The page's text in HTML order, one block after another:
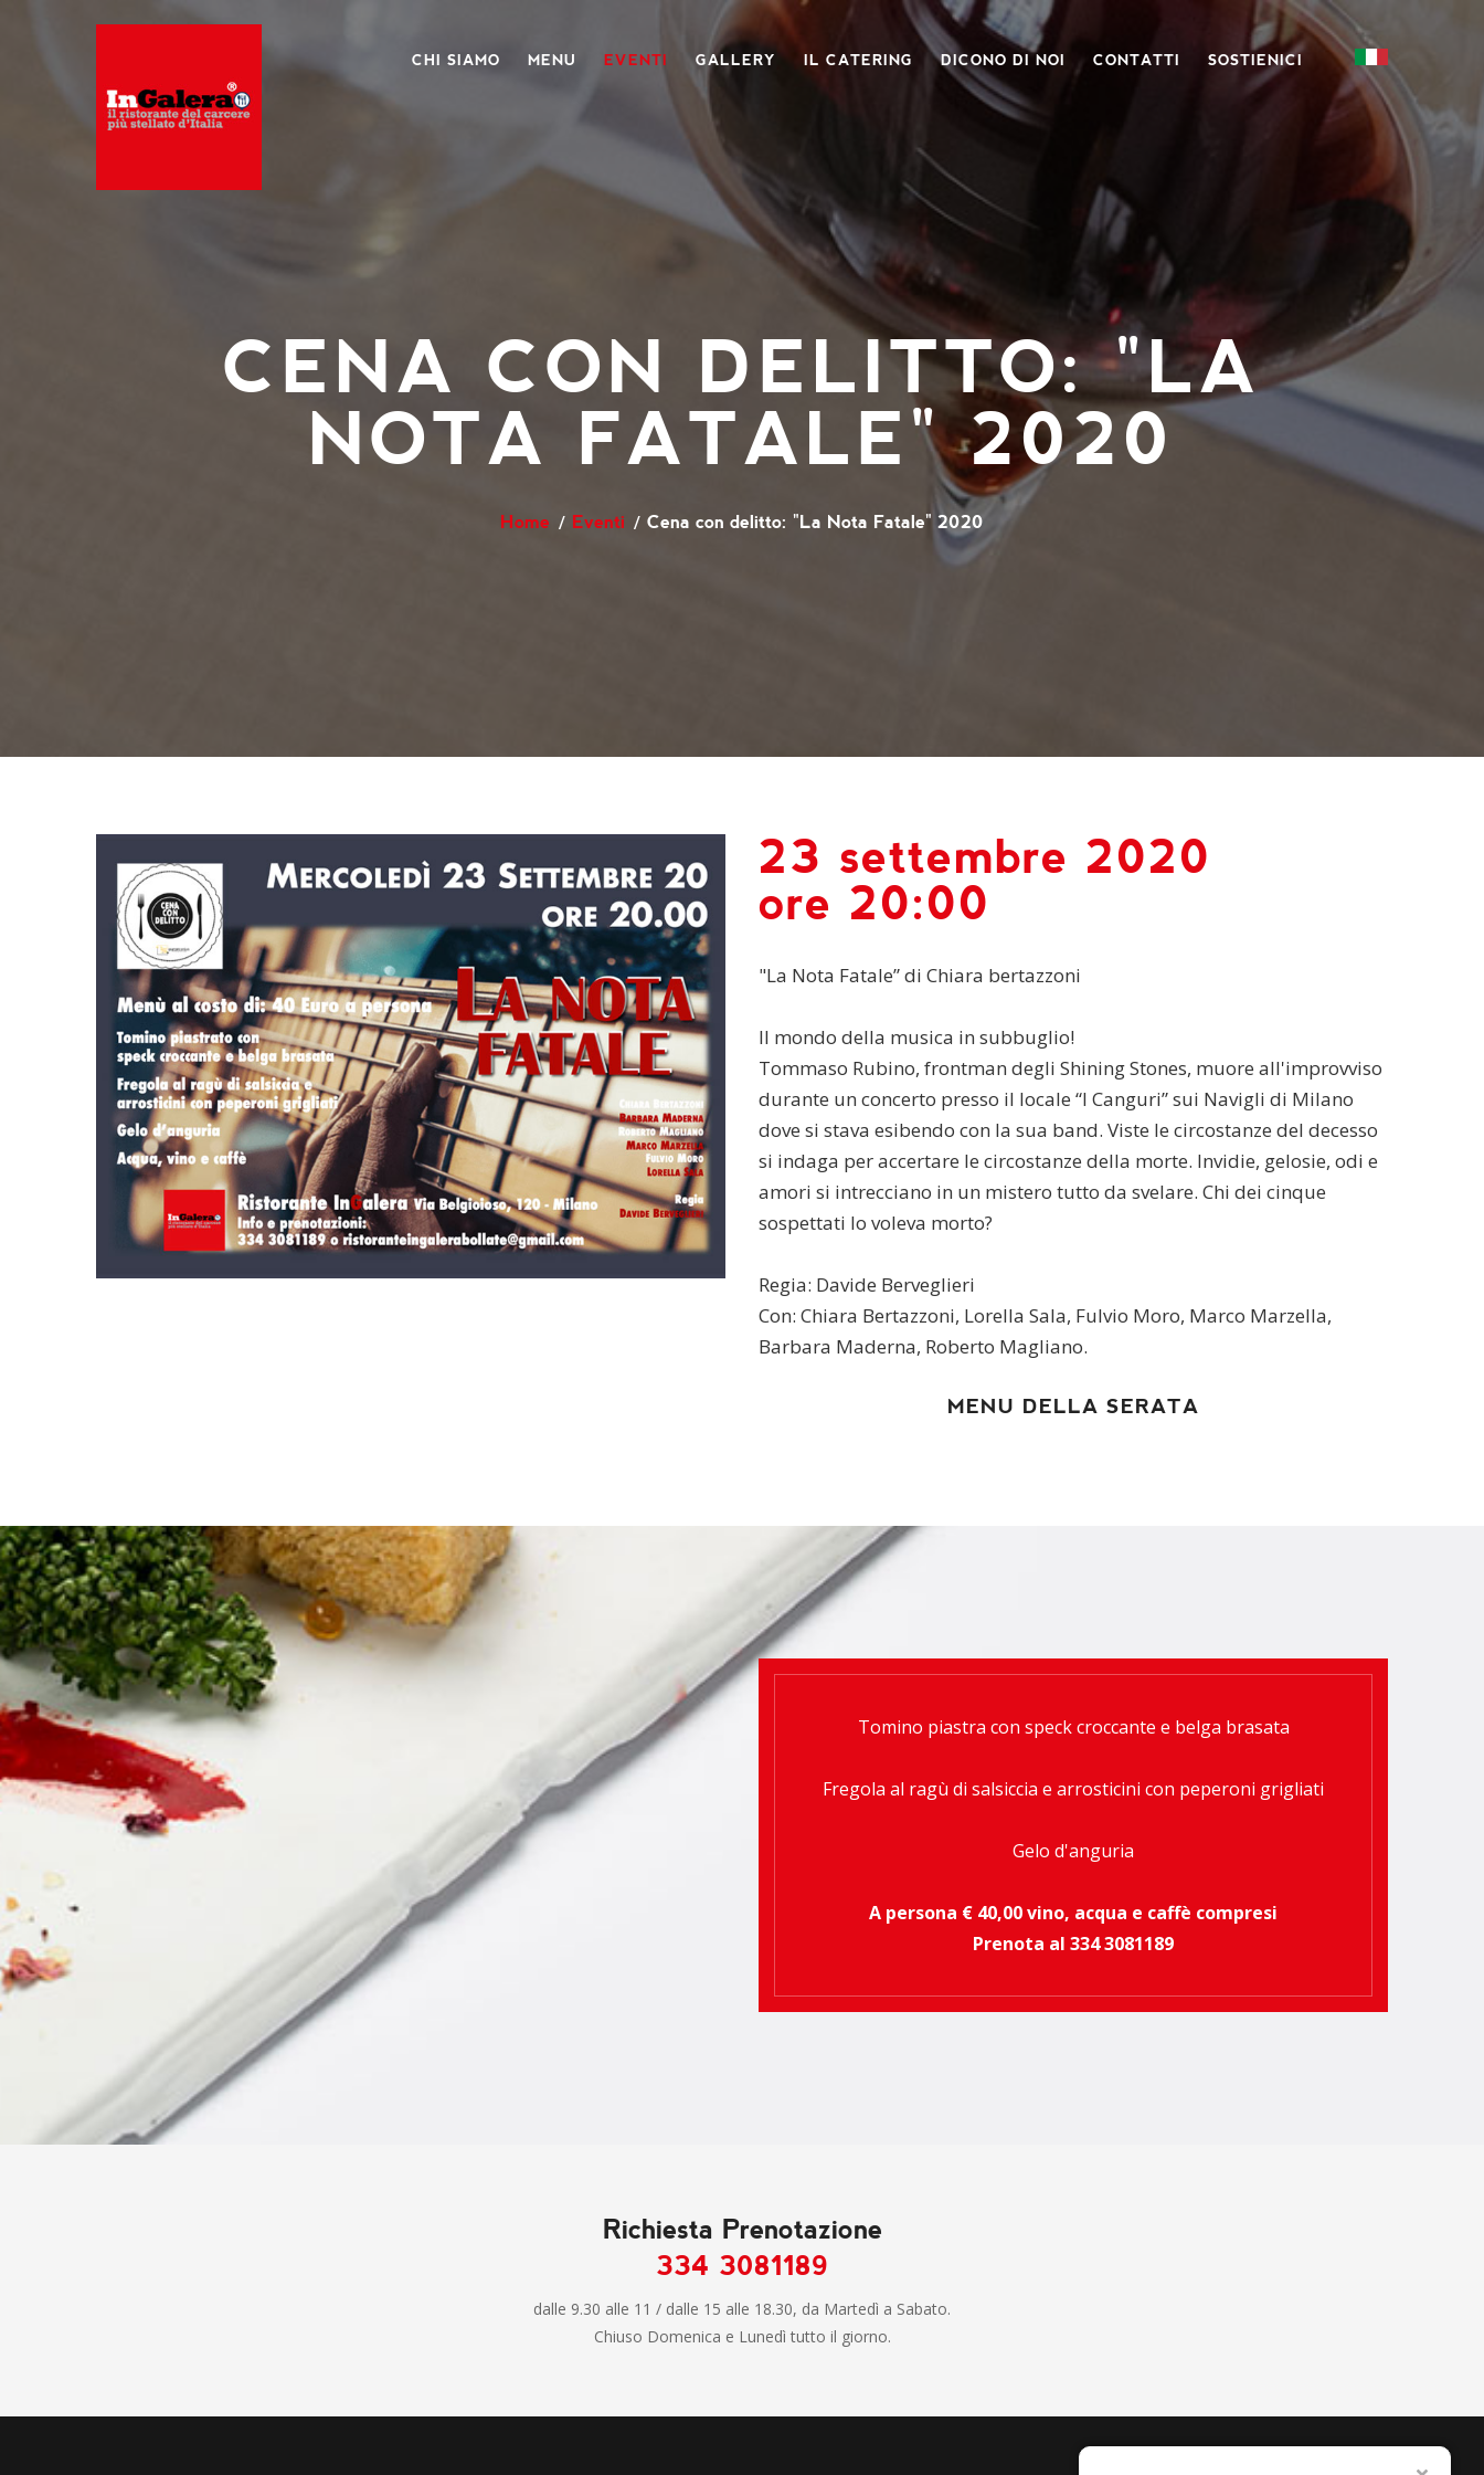
CHI SIAMO MENU EVENTI GALLERY IL CATERING DICONO DI NOI CONTATTI SOSTIENICI
CENA CON DELITTO: "LA
NOTA FATALE" 2020
Home Eventi Cena con delitto: "La Nota Fatale" 2020
23 settembre 2020
ore 20:00
"La Nota Fatale” di Chiara bertazzoni
Il mondo della musica in subbuglio!
Tommaso Rubino, frontman degli Shining Stones, muore all'improvviso
durante un concerto presso il locale “I Canguri” sui Navigli di Milano
dove si stava esibendo con la sua band. Viste le circostanze del decesso
si indaga per accertare le circostanze della morte. Invidie, gelosie, odi e
amori si intrecciano in un mistero tutto da svelare. Chi dei cinque
sospettati lo voleva morto?
Regia: Davide Berveglieri
Con: Chiara Bertazzoni, Lorella Sala, Fulvio Moro, Marco Marzella,
Barbara Maderna, Roberto Magliano.
MENU DELLA SERATA
Tomino piastra con speck croccante e belga brasata
Fregola al ragù di salsiccia e arrosticini con peperoni grigliati
Gelo d'anguria
A persona € 40,00 vino, acqua e caffè compresi
Prenota al 334 3081189
Richiesta Prenotazione
334 3081189
dalle 9.30 alle 11 / dalle 15 alle 18.30, da Martedì a Sabato.
Chiuso Domenica e Lunedì tutto il giorno.